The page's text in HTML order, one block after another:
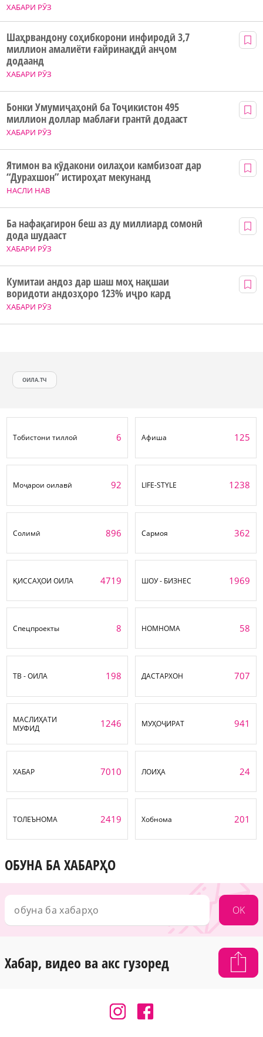
ХАБАРИ РӮЗ
ХАБАРИ РӮЗ
Шаҳрвандону соҳибкорони инфиродӣ 3,7
миллион амалиёти ғайринақдӣ анҷом
додаанд
ХАБАРИ РӮЗ
Бонки Умумиҷаҳонӣ ба Тоҷикистон 495
миллион доллар маблағи грантӣ додааст
НАСЛИ НАВ
Ятимон ва кӯдакони оилаҳои камбизоат дар
“Дурахшон” истироҳат мекунанд
ХАБАРИ РӮЗ
Ба нафақагирон беш аз ду миллиард сомонӣ
дода шудааст
ХАБАРИ РӮЗ
Кумитаи андоз дар шаш моҳ нақшаи
воридоти андозҳоро 123% иҷро кард
ОИЛА.ТЧ
Тобистони тиллоӣ 6 Афиша 125
Моҷарои оилавӣ 92 LIFE-STYLE 1238
Солимӣ 896 Сармоя 362
ҚИССАҲОИ ОИЛА 4719 ШОУ - БИЗНЕС 1969
Спецпроекты 8 НОМНОМА 58
ТВ - ОИЛА 198 ДАСТАРХОН 707
МАСЛИҲАТИ
МУФИД
1246 МУҲОҶИРАТ 941
ХАБАР 7010 ЛОИҲА 24
ТОЛЕЪНОМА 2419 Хобнома 201
ОБУНА БА ХАБАРҲО
OK
Хабар, видео ва акс гузоред